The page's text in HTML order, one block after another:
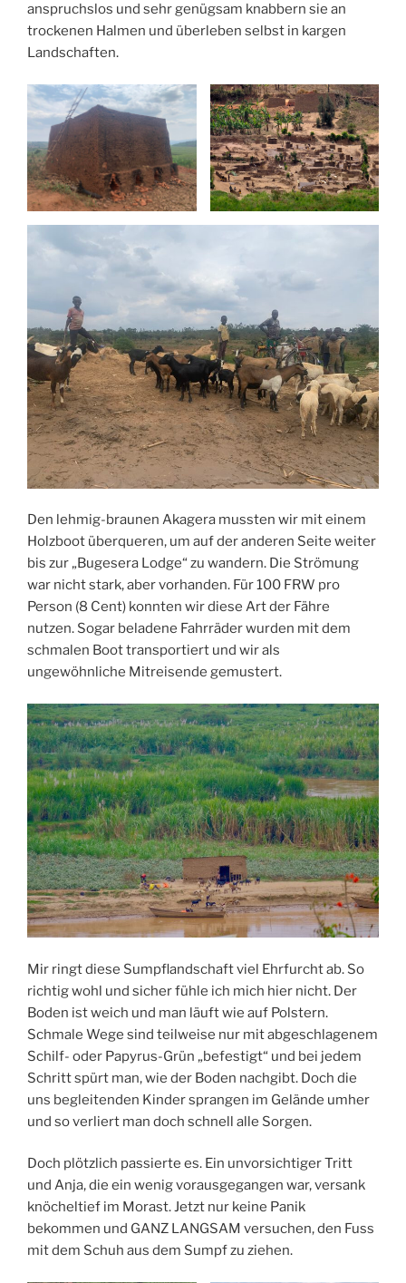
anspruchslos und sehr genügsam knabbern sie an
trockenen Halmen und überleben selbst in kargen
Landschaften.
Den lehmig-braunen Akagera mussten wir mit einem
Holzboot überqueren, um auf der anderen Seite weiter
bis zur „Bugesera Lodge“ zu wandern. Die Strömung
war nicht stark, aber vorhanden. Für 100 FRW pro
Person (8 Cent) konnten wir diese Art der Fähre
nutzen. Sogar beladene Fahrräder wurden mit dem
schmalen Boot transportiert und wir als
ungewöhnliche Mitreisende gemustert.
Mir ringt diese Sumpflandschaft viel Ehrfurcht ab. So
richtig wohl und sicher fühle ich mich hier nicht. Der
Boden ist weich und man läuft wie auf Polstern.
Schmale Wege sind teilweise nur mit abgeschlagenem
Schilf- oder Papyrus-Grün „befestigt“ und bei jedem
Schritt spürt man, wie der Boden nachgibt. Doch die
uns begleitenden Kinder sprangen im Gelände umher
und so verliert man doch schnell alle Sorgen.
Doch plötzlich passierte es. Ein unvorsichtiger Tritt
und Anja, die ein wenig vorausgegangen war, versank
knöcheltief im Morast. Jetzt nur keine Panik
bekommen und GANZ LANGSAM versuchen, den Fuss
mit dem Schuh aus dem Sumpf zu ziehen.